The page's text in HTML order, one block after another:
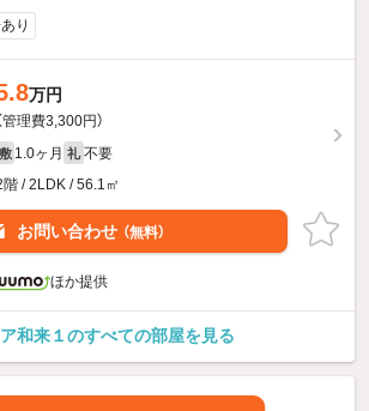
り
万円
管理費3,300円）
敷 1.0ヶ月 礼 不要
階 / 2LDK / 56.1㎡
お問い合わせ （無料）
ほか提供
和来１のすべての部屋を見る